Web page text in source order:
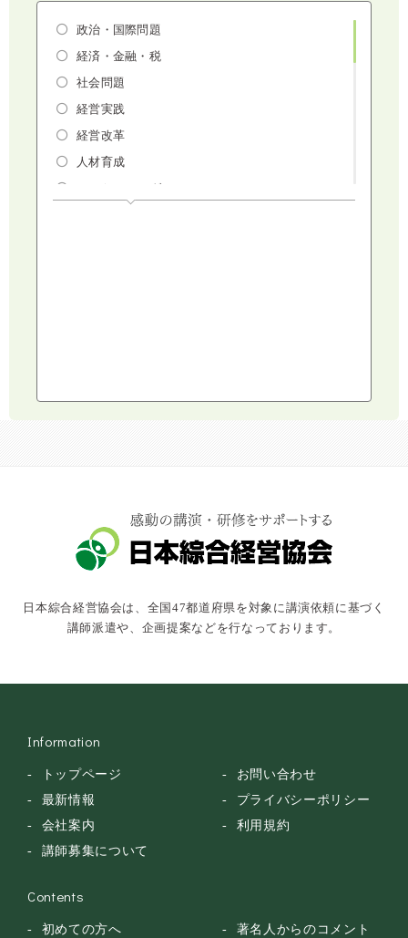
政治・国際問題
経済・金融・税
社会問題
経営実践
経営改革
人材育成
マーケティング
コミュニケーション・話し方
キャスター・アナウンサー
俳優・タレント・モデル
落語・講談・色物
安全大会
日本綜合経営協会は、全国47都道府県を対象に講演依頼に基づく
講師派遣や、企画提案などを行なっております。
Information
トップページ
最新情報
会社案内
講師募集について
お問い合わせ
プライバシーポリシー
利用規約
Contents
初めての方へ 著名人からのコメント